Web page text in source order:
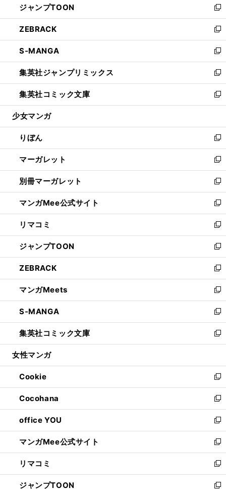
く
で
開
く
ド
ウ
で
開
く
ィ
ン
ド
ウ
で
開
く
い
ウ
ィ
ン
ド
ウ
で
開
く
ジャンプTOON
新
し
い
ウ
ィ
ン
ド
ウ
で
開
ZEBRACK
新
し
い
ウ
ィ
ン
ド
ウ
開
く
S-MANGA
新
し
い
ウ
ィ
ン
ウ
で
開
く
集英社ジャンプリミックス
新
し
い
ウ
ン
ド
ウ
で
開
く
集英社コミック文庫
新
し
ウ
ィ
ン
ド
ウ
で
開
く
少女マンガ
りぼん
新
し
い
ウ
ィ
ン
ド
ウ
で
開
く
マーガレット
新
し
い
ウ
ィ
ン
ド
ウ
で
開
く
別冊マーガレット
新
し
い
ウ
ィ
ン
ド
ウ
で
開
く
マンガMee公式サイト
新
し
い
ウ
ィ
ン
ド
ウ
で
開
く
リマコミ
新
し
い
ウ
ィ
ン
ド
ウ
で
開
く
ジャンプTOON
新
し
い
ウ
ィ
ン
ド
ウ
で
開
ZEBRACK
新
し
い
ウ
ィ
ン
ド
ウ
開
く
マンガMeets
新
し
い
ウ
ィ
ン
ウ
で
開
く
S-MANGA
新
し
い
ウ
ン
ド
ウ
で
開
く
集英社コミック文庫
新
し
ウ
ィ
ン
ド
ウ
で
開
く
女性マンガ
Cookie
新
し
い
ウ
ィ
ン
ド
ウ
で
開
く
Cocohana
新
し
い
ウ
ィ
ン
ド
ウ
で
office YOU
新
し
い
ウ
ィ
ン
ド
マンガMee公式サイト
新
し
い
ウ
ィ
リマコミ
新
し
い
ジャンプTOON 新